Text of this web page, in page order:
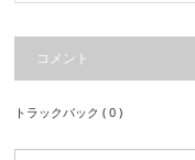
コメント
トラックバック ( 0 )